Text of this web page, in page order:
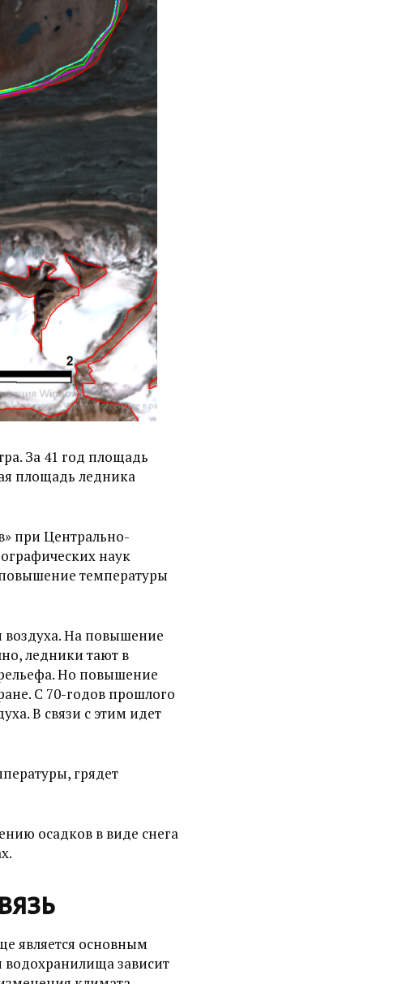
За 41 год площадь
площадь ледника
при Центрально-
наук
температуры
На повышение
ледники тают в
Но повышение
С 70-годов прошлого
В связи с этим идет
грядет
осадков в виде снега
является основным
водохранилища зависит